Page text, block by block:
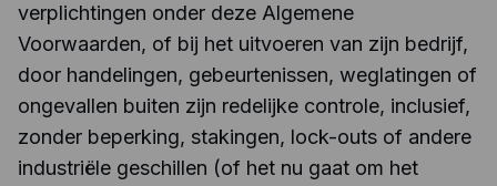
verplichtingen onder deze Algemene
Voorwaarden, of bij het uitvoeren van zijn bedrijf,
door handelingen, gebeurtenissen, weglatingen of
ongevallen buiten zijn redelijke controle, inclusief,
zonder beperking, stakingen, lock-outs of andere
industriële geschillen (of het nu gaat om het